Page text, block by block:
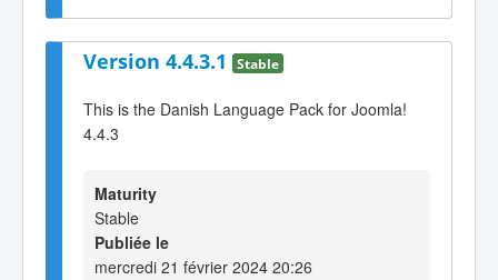
Version 4.4.3.1 Stable
This is the Danish Language Pack for Joomla!
4.4.3
Maturity
Stable
Publiée le
mercredi 21 février 2024 20:26